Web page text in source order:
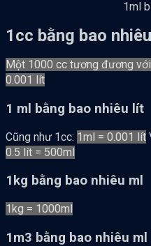
1ml
1cc bằng bao
Một 1000 cc tương đương
0.001 lít
1 ml bằng bao nhiêu lít
Cũng như 1cc: 1ml = 0.001 lít
0.5 lít = 500ml
1kg bằng bao nhiêu ml
1kg = 1000ml
1m3 bằng bao nhiêu ml